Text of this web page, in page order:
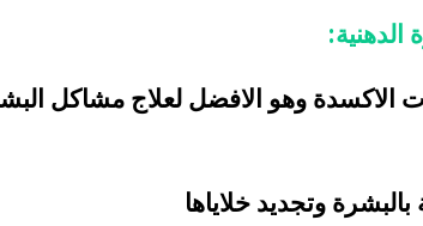
الدهنية:
وهو الافضل لعلاج مشاكل
وتجديد خلاياها